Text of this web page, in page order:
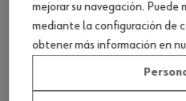
mejorar su navegación. Puede
mediante la configuración de
obtener más información en